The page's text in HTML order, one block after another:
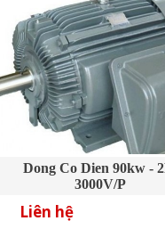
Dong Co Dien 90kw -
3000V/P
Liên hệ